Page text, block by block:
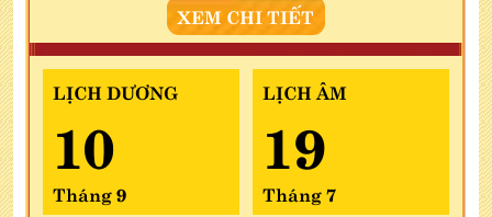
XEM CHI TIẾT
LỊCH DƯƠNG
10
Tháng 9
LỊCH ÂM
19
Tháng 7